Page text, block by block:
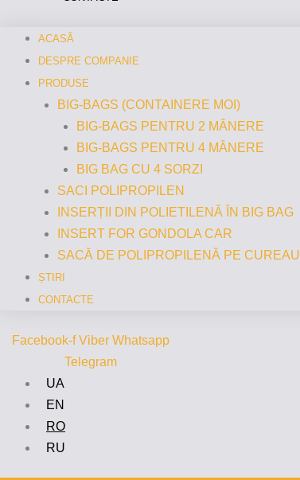
ACASĂ
DESPRE COMPANIE
PRODUSE
BIG-BAGS (CONTAINERE MOI)
BIG-BAGS PENTRU 2 MÂNERE
BIG-BAGS PENTRU 4 MÂNERE
BIG BAG CU 4 SORZI
SACI POLIPROPILEN
INSERȚII DIN POLIETILENĂ ÎN BIG BAG
INSERT FOR GONDOLA CAR
SACĂ DE POLIPROPILENĂ PE CUREAU
ȘTIRI
CONTACTE
Facebook-f Viber Whatsapp
Telegram
UA
EN
RO
RU